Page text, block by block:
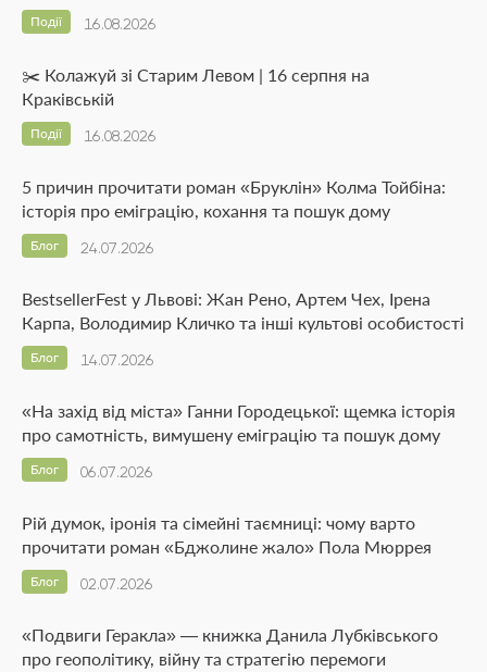
16.08.2026
Події
✂️ Колажуй зі Старим Левом | 16 серпня на
Краківській
16.08.2026
Події
5 причин прочитати роман «Бруклін» Колма Тойбіна:
історія про еміграцію, кохання та пошук дому
24.07.2026
Блог
BestsellerFest у Львові: Жан Рено, Артем Чех, Ірена
Карпа, Володимир Кличко та інші культові особистості
14.07.2026
Блог
«На захід від міста» Ганни Городецької: щемка історія
про самотність, вимушену еміграцію та пошук дому
06.07.2026
Блог
Рій думок, іронія та сімейні таємниці: чому варто
прочитати роман «Бджолине жало» Пола Мюррея
02.07.2026
Блог
«Подвиги Геракла» — книжка Данила Лубківського
про геополітику, війну та стратегію перемоги